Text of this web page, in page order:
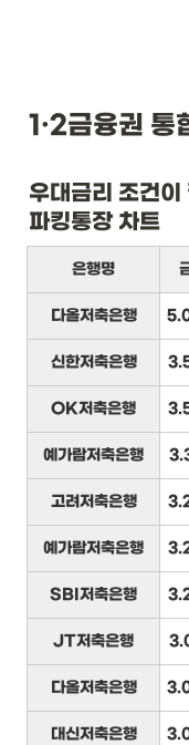
1·2금융권 통
우대금리 조건이
파킹통장 차트
은행명
다올저축은행
신한저축은행
OK저축은행
예가람저축은행
고려저축은행
예가람저축은행
SBI저축은행
JT저축은행
다올저축은행
대신저축은행